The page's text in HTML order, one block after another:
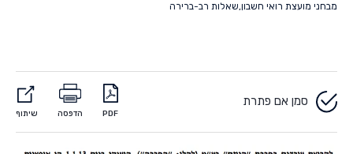
מבחני מועצת רואי חשבון,שאלות רב-ברירה
סמן אם פתרת
PDF הדפסה שיתוף